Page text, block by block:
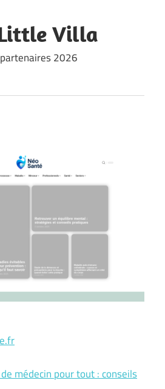
Villa
2026
médecin pour tout : conseils